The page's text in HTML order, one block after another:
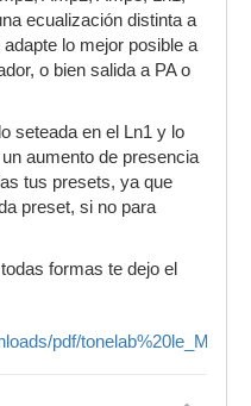
ecualización distinta a
lo mejor posible a
o bien salida a PA o
seteada en el Ln1 y lo
aumento de presencia
tus presets, ya que
preset, si no para
formas te dejo el
pdf/